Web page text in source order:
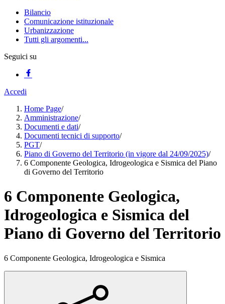
Bilancio
Comunicazione istituzionale
Urbanizzazione
Tutti gli argomenti...
Seguici su
Accedi
Home Page/
Amministrazione/
Documenti e dati/
Documenti tecnici di supporto/
PGT/
Piano di Governo del Territorio (in vigore dal 24/09/2025)/
6 Componente Geologica, Idrogeologica e Sismica del Piano
di Governo del Territorio
6 Componente Geologica,
Idrogeologica e Sismica del
Piano di Governo del Territorio
6 Componente Geologica, Idrogeologica e Sismica